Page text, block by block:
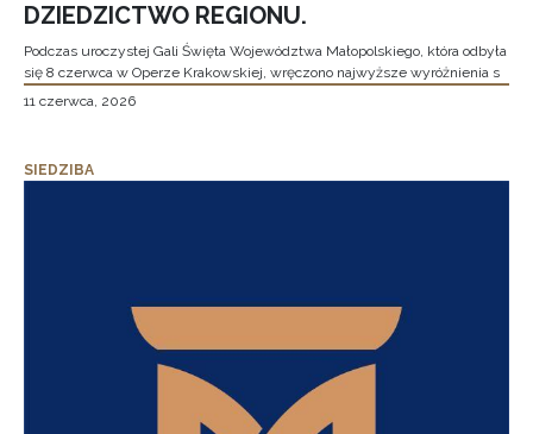
DZIEDZICTWO REGIONU.
Podczas uroczystej Gali Święta Województwa Małopolskiego, która odbyła
się 8 czerwca w Operze Krakowskiej, wręczono najwyższe wyróżnienia s
11 czerwca, 2026
SIEDZIBA